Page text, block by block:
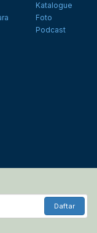
Katalogue
Foto
Podcast
Daftar